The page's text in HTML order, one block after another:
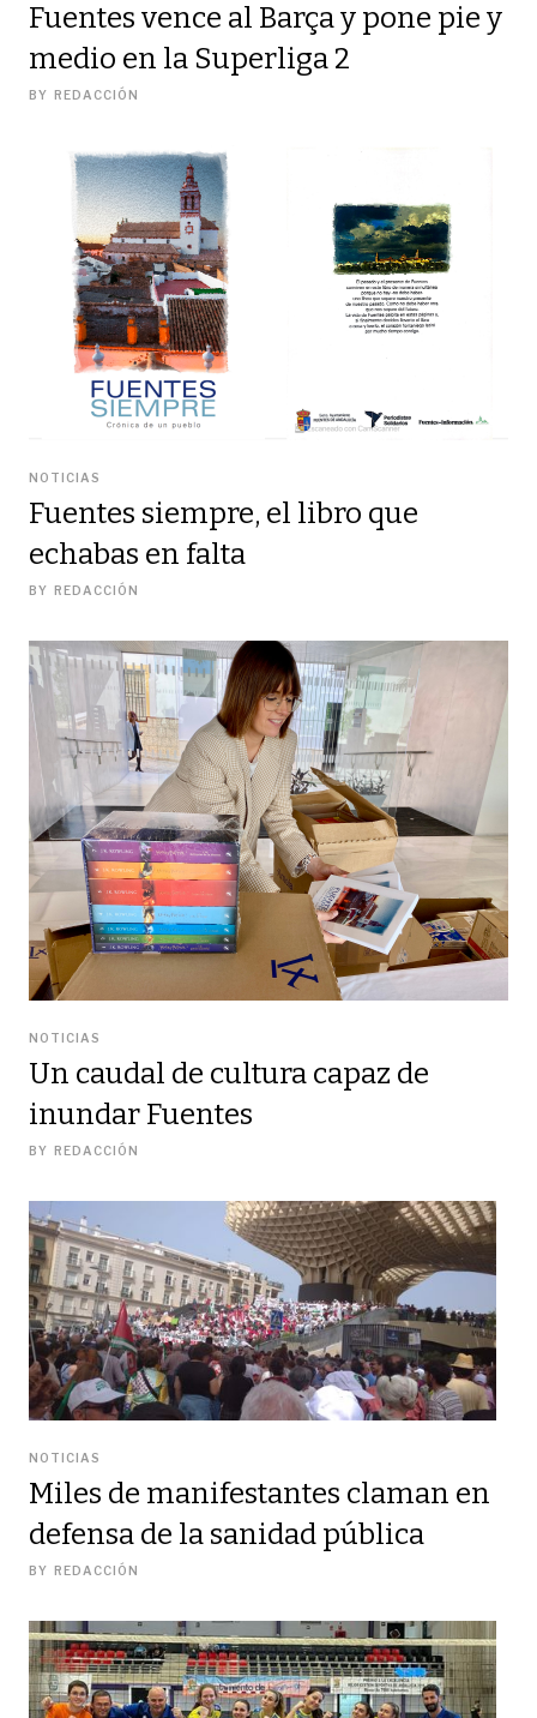
Fuentes vence al Barça y pone pie y
medio en la Superliga 2
BY REDACCIÓN
NOTICIAS
Fuentes siempre, el libro que
echabas en falta
BY REDACCIÓN
NOTICIAS
Un caudal de cultura capaz de
inundar Fuentes
BY REDACCIÓN
NOTICIAS
Miles de manifestantes claman en
defensa de la sanidad pública
BY REDACCIÓN